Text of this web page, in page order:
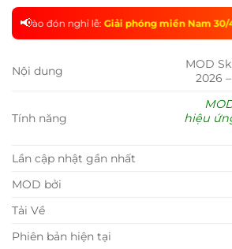
📢
đón nghỉ lễ:Giải phóng miền Nam 30/4 và
Nội dung
MOD
2026
Tính năng
hiệu
Lần cập nhật gần nhất
MOD bởi
Tải Về
Phiên bản hiện tại